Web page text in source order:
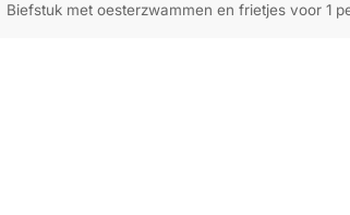
Biefstuk met oesterzwammen en frietjes voor 1